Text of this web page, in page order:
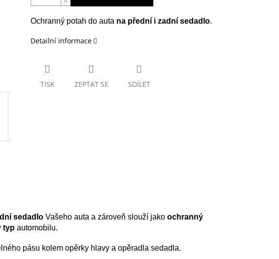
Ochranný potah do auta na přední i zadní sedadlo.
Detailní informace
TISK ZEPTAT SE SDÍLET
sedadlo Vašeho auta a zároveň slouží jako ochranný
typ automobilu.
pásu kolem opěrky hlavy a opěradla sedadla.